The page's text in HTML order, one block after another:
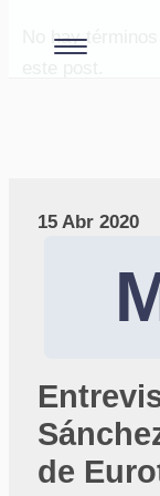
No hay
15 Abr 2020
de